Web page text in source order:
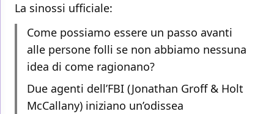
La sinossi ufficiale:
Come possiamo essere un passo avanti
alle persone folli se non abbiamo nessuna
idea di come ragionano?
Due agenti dell’FBI (Jonathan Groff & Holt
McCallany) iniziano un’odissea